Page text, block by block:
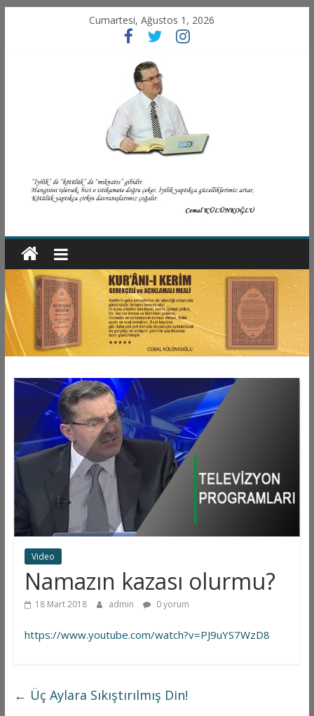
Cumartesi, Ağustos 1, 2026
Video
Namazın kazası olurmu?
18 Mart 2018 admin 0 yorum
https://www.youtube.com/watch?v=PJ9uYS7WzD8
← Üç Aylara Sıkıştırılmış Din!